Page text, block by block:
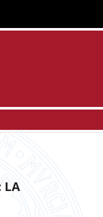
LA